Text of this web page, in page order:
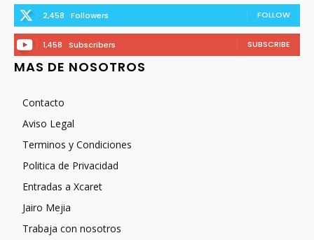
2,458 Followers FOLLOW
1,458 Subscribers SUBSCRIBE
MAS DE NOSOTROS
Contacto
Aviso Legal
Terminos y Condiciones
Politica de Privacidad
Entradas a Xcaret
Jairo Mejia
Trabaja con nosotros